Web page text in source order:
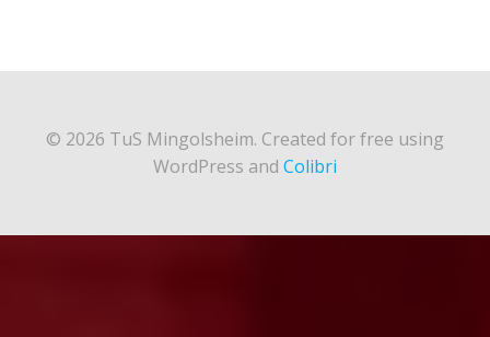
© 2026 TuS Mingolsheim. Created for free using
WordPress and Colibri